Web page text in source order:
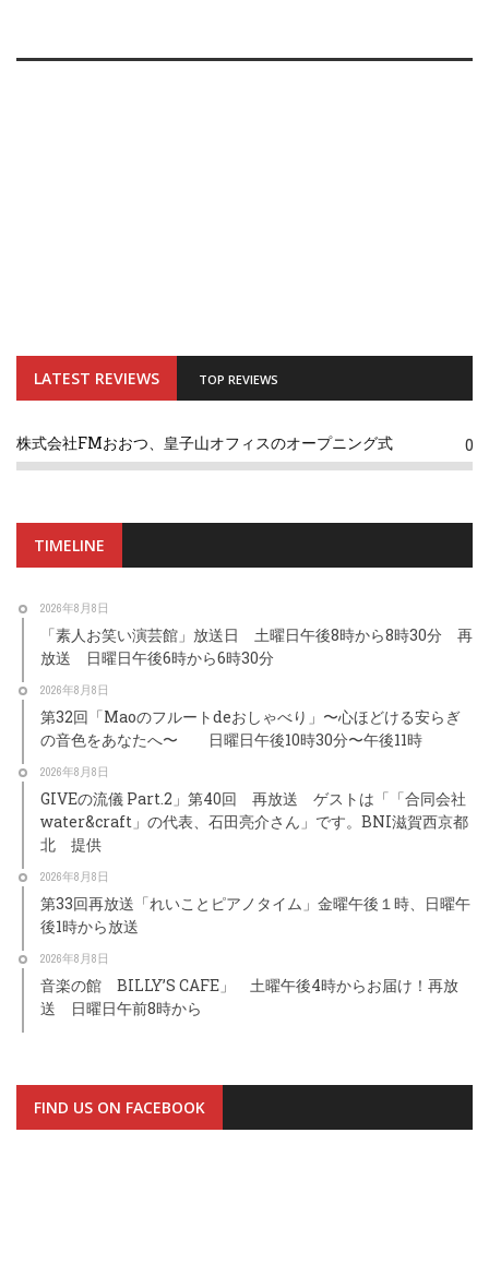
LATEST REVIEWS TOP REVIEWS
株式会社FMおおつ、皇子山オフィスのオープニング式 0
TIMELINE
2026年8月8日
「素人お笑い演芸館」放送日 土曜日午後8時から8時30分 再
放送 日曜日午後6時から6時30分
2026年8月8日
第32回「Maoのフルートdeおしゃべり」〜心ほどける安らぎ
の音色をあなたへ〜 日曜日午後10時30分〜午後11時
2026年8月8日
GIVEの流儀 Part.2」第40回 再放送 ゲストは「「合同会社
water&craft」の代表、石田亮介さん」です。BNI滋賀西京都
北 提供
2026年8月8日
第33回再放送「れいことピアノタイム」金曜午後１時、日曜午
後1時から放送
2026年8月8日
音楽の館 BILLY’S CAFE」 土曜午後4時からお届け！再放
送 日曜日午前8時から
FIND US ON FACEBOOK